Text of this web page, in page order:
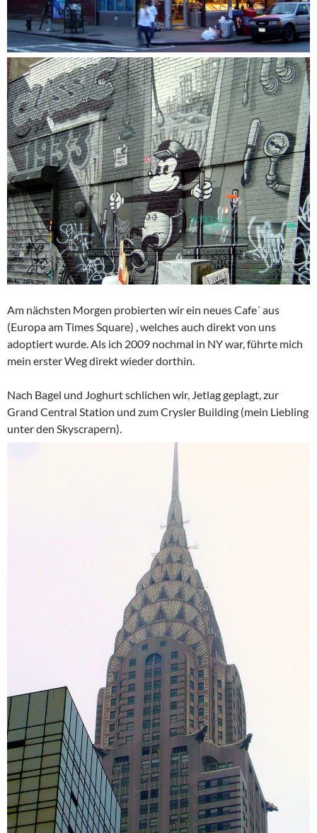
Am nächsten Morgen probierten wir ein neues Cafe´ aus
(Europa am Times Square) , welches auch direkt von uns
adoptiert wurde. Als ich 2009 nochmal in NY war, führte mich
mein erster Weg direkt wieder dorthin.
Nach Bagel und Joghurt schlichen wir, Jetlag geplagt, zur
Grand Central Station und zum Crysler Building (mein Liebling
unter den Skyscrapern).